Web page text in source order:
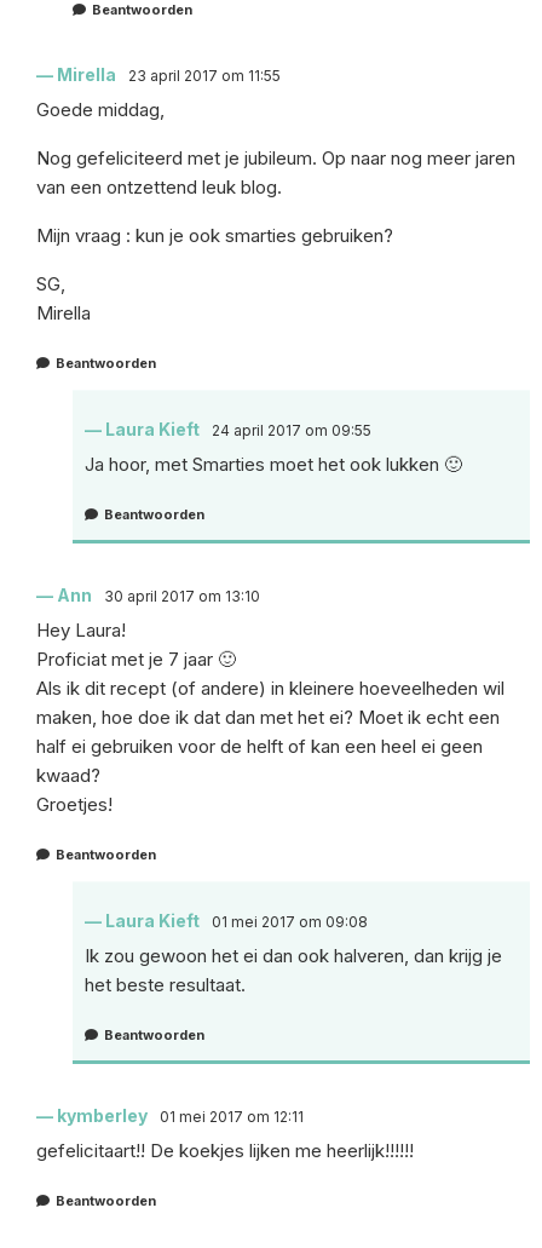
Beantwoorden
Mirella 23 april 2017 om 11:55
Goede middag,
Nog gefeliciteerd met je jubileum. Op naar nog meer jaren
van een ontzettend leuk blog.
Mijn vraag : kun je ook smarties gebruiken?
SG,
Mirella
Beantwoorden
Laura Kieft 24 april 2017 om 09:55
Ja hoor, met Smarties moet het ook lukken 🙂
Beantwoorden
Ann 30 april 2017 om 13:10
Hey Laura!
Proficiat met je 7 jaar 🙂
Als ik dit recept (of andere) in kleinere hoeveelheden wil
maken, hoe doe ik dat dan met het ei? Moet ik echt een
half ei gebruiken voor de helft of kan een heel ei geen
kwaad?
Groetjes!
Beantwoorden
Laura Kieft 01 mei 2017 om 09:08
Ik zou gewoon het ei dan ook halveren, dan krijg je
het beste resultaat.
Beantwoorden
kymberley 01 mei 2017 om 12:11
gefelicitaart!! De koekjes lijken me heerlijk!!!!!!
Beantwoorden